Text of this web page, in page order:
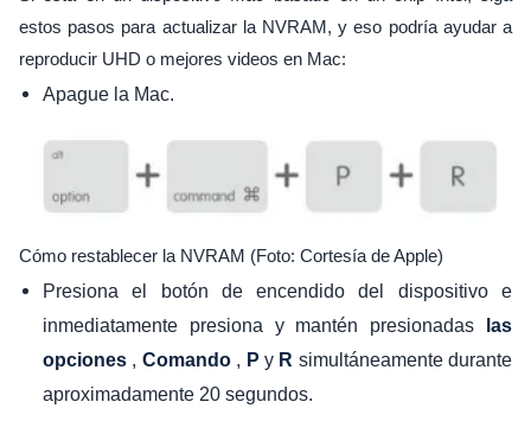
estos pasos para actualizar la NVRAM, y eso podría ayudar a
reproducir UHD o mejores videos en Mac:
Apague la Mac.
Cómo restablecer la NVRAM (Foto: Cortesía de Apple)
Presiona el botón de encendido del dispositivo e
inmediatamente presiona y mantén presionadas
las
opciones , Comando, P y R simultáneamente durante
aproximadamente 20 segundos.